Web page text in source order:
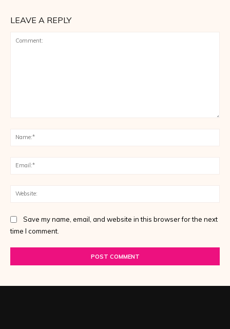
LEAVE A REPLY
Save my name, email, and website in this browser for the next
time I comment.